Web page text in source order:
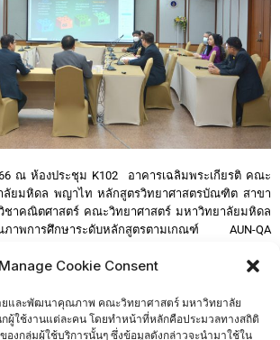
Manage Cookie Consent
ยและพัฒนาคุณภาพ คณะวิทยาศาสตร์ มหาวิทยาลัย
ผู้ใช้งานแต่ละคน โดยทำหน้าที่หลักคือประมวลทางสถิติ
งกลุ่มผู้ใช้บริการนั้นๆ ซึ่งข้อมูลดังกล่าวจะนำมาใช้ใน
ณ ห้องประชุม K102 อาคารเฉลิมพระเกียรติ คณะ
ลัยมหิดล พญาไท หลักสูตรวิทยาศาสตรบัณฑิต สาขา
าคณิตศาสตร์ คณะวิทยาศาสตร์ มหาวิทยาลัยมหิดล
ณภาพการศึกษาระดับหลักสูตรตามเกณฑ์ AUN-QA
ลัย โดยมี ดร.กภ.วรินทร์ กฤตยาเกียรณ เป็นประธาน